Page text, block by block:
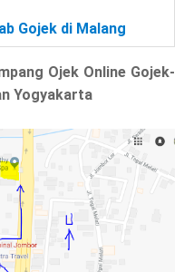
Gojek di Malang
Ojek Online Gojek-
Yogyakarta